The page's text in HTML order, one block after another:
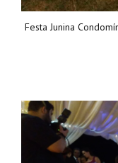
Festa Junina